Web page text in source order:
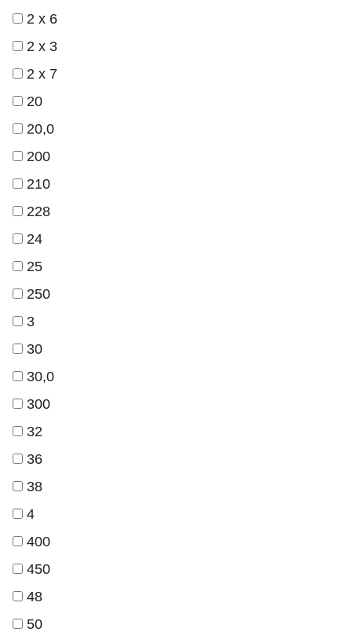
2 x 6
2 х 3
2 х 7
20
20,0
200
210
228
24
25
250
3
30
30,0
300
32
36
38
4
400
450
48
50